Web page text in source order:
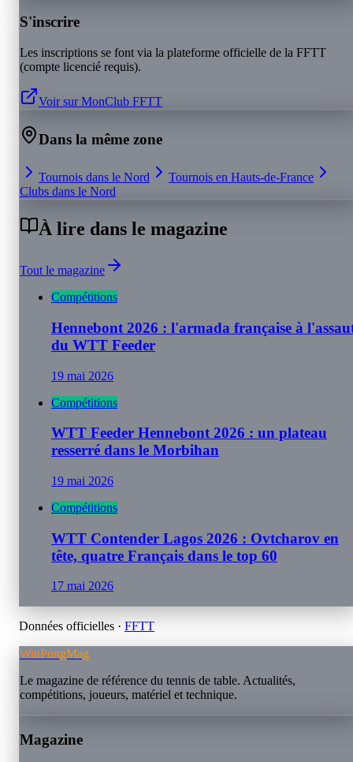
S'inscrire
Les inscriptions se font via la plateforme officielle de la FFTT
(compte licencié requis).
Voir sur MonClub FFTT
Dans la même zone
Tournois dans le Nord Tournois en Hauts-de-France
Clubs dans le Nord
À lire dans le magazine
Tout le magazine
Compétitions
Hennebont 2026 : l'armada française à
du WTT Feeder
19 mai 2026
Compétitions
WTT Feeder Hennebont 2026 : un plateau
resserré dans le Morbihan
19 mai 2026
Compétitions
WTT Contender Lagos 2026 : Ovtcharov en
tête, quatre Français dans le top 60
17 mai 2026
Données officielles · FFTT
WinPongMag
Le magazine de référence du tennis de table. Actualités,
compétitions, joueurs, matériel et technique.
Magazine